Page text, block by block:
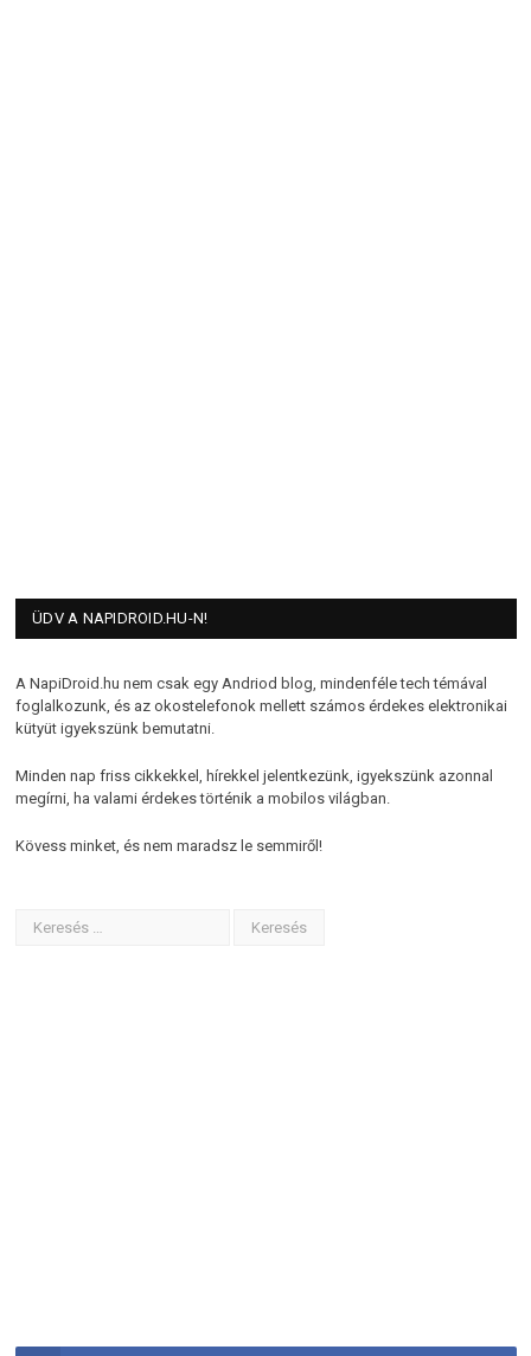
ÜDV A NAPIDROID.HU-N!
A NapiDroid.hu nem csak egy Andriod blog, mindenféle tech témával
foglalkozunk, és az okostelefonok mellett számos érdekes elektronikai
kütyüt igyekszünk bemutatni.
Minden nap friss cikkekkel, hírekkel jelentkezünk, igyekszünk azonnal
megírni, ha valami érdekes történik a mobilos világban.
Kövess minket, és nem maradsz le semmiről!